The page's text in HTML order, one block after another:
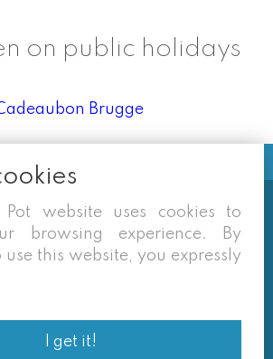
on public holidays
vermelden derden sites
een tarief dat niet meer
is. Enkel de prijzen op onze eigen
van daar geafficheerde prijzen
af te wijken.
Pot website uses cookies to
browsing experience. By
this website, you expressly
I get it!